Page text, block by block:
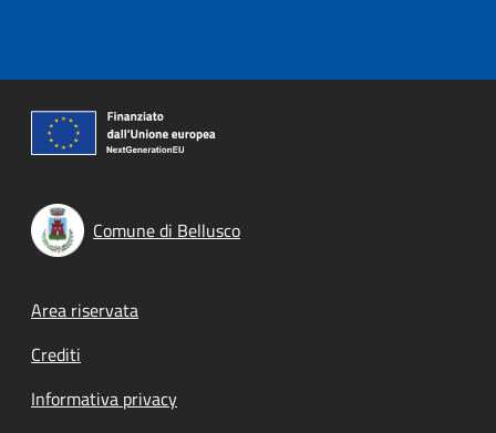
Comune di Bellusco
Footer menu
Area riservata
Crediti
Informativa privacy